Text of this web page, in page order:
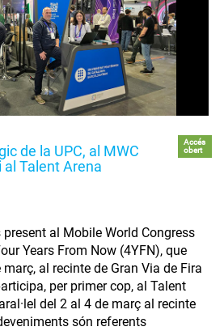
de la UPC, al MWC
al Talent Arena
Accés
obert
present al Mobile World Congress
Years From Now (4YFN), que
al recinte de Gran Via de Fira
per primer cop, al Talent
del 2 al 4 de març al recinte
són referents